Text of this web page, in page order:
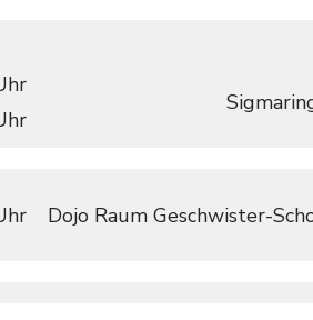
Dojo Raum Geschwister-